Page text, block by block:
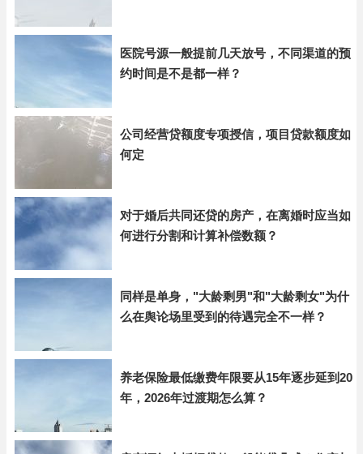
医院号源一般提前几天放号，不同渠道的预
约时间是不是都一样？
公司经营贷额度专项授信，项目贷款额度如
何定
对于婚后共同还贷的房产，在离婚时应当如
何进行分割和计算补偿数额？
同样是单身，"大龄剩男"和"大龄剩女"为什
么在舆论场里受到的待遇完全不一样？
养老保险最低缴费年限要从15年逐步延到20
年，2026年过渡期怎么算？